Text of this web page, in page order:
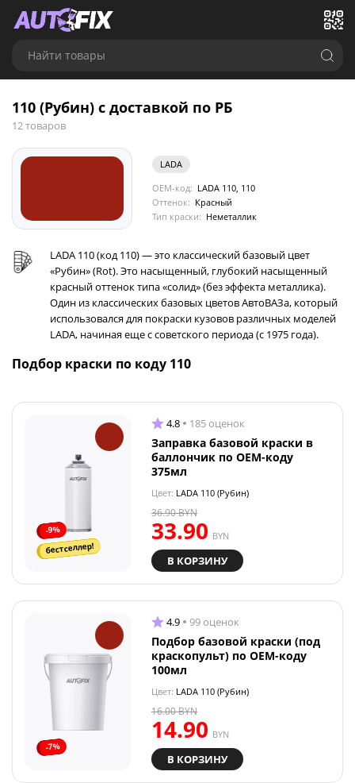
Найти товары
110 (Рубин) с доставкой по РБ
12 товаров
LADA
OEM-код: LADA 110, 110
Оттенок: Красный
Тип краски: Неметаллик
LADA 110 (код 110) — это классический базовый цвет
«Рубин» (Rot). Это насыщенный, глубокий насыщенный
красный оттенок типа «солид» (без эффекта металлика).
Один из классических базовых цветов АвтоВАЗа, который
использовался для покраски кузовов различных моделей
LADA, начиная еще с советского периода (с 1975 года).
Подбор краски по коду 110
-9%
бестселлер!
4.8 185 оценок
Заправка базовой краски в
баллончик по OEM-коду
375мл
Цвет: LADA 110 (Рубин)
33.90 BYN
36.90BYN
В КОРЗИНУ
-7%
4.9 99 оценок
Подбор базовой краски (под
краскопульт) по OEM-коду
100мл
Цвет: LADA 110 (Рубин)
14.90 BYN
16.00BYN
В КОРЗИНУ